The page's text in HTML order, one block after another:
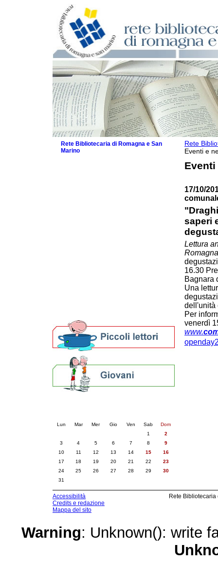
Rete
Eventi e
Eventi
17/10/
saperi
Lettura
16.30
Bagnara
Una
dell'unità
Per
venerdì
www.
Rete Bibliotecaria di Romagna e San
Marino
Lun Mar Mer Gio Ven Sab
Dom
1
2
3
4 5 6 7 8
9
10
11 12 13 14 15
16
17
18 19 20 21 22
23
24
25 26 27 28 29
30
31
Accessibilità
Credits e redazione
Mappa del sito
Rete
Warning: Unknown(): write